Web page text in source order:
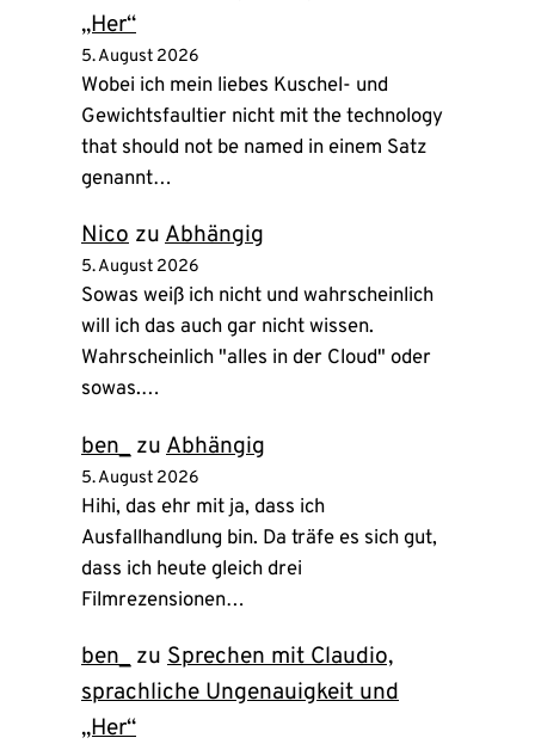
„Her“
5. August 2026
Wobei ich mein liebes Kuschel- und
Gewichtsfaultier nicht mit the technology
that should not be named in einem Satz
genannt…
Nico zu Abhängig
5. August 2026
Sowas weiß ich nicht und wahrscheinlich
will ich das auch gar nicht wissen.
Wahrscheinlich "alles in der Cloud" oder
sowas.…
ben_ zu Abhängig
5. August 2026
Hihi, das ehr mit ja, dass ich
Ausfallhandlung bin. Da träfe es sich gut,
dass ich heute gleich drei
Filmrezensionen…
ben_zu Sprechen mit Claudio,
sprachliche Ungenauigkeit und
„Her“